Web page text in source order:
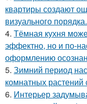
квартиры создают
визуального порядка.
4. Тёмная кухня
эффектно, но и по-
оформлению
5. Зимний период
комнатных растений
6. Интерьер